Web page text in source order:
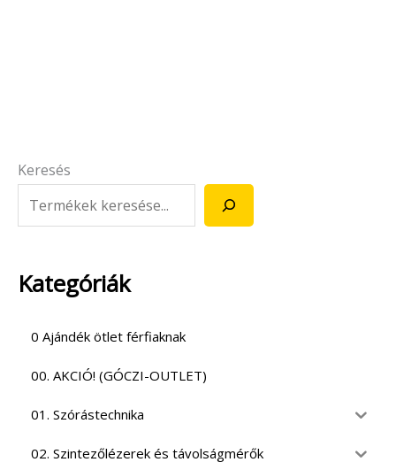
Keresés
Kategóriák
0 Ajándék ötlet férfiaknak
00. AKCIÓ! (GÓCZI-OUTLET)
01. Szórástechnika
02. Szintezőlézerek és távolságmérők